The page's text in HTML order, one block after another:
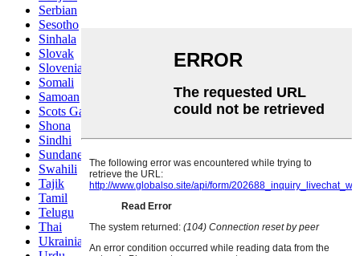
Serbian
Sesotho
Sinhala
Slovak
Slovenian
Somali
Samoan
Scots Gaelic
Shona
Sindhi
Sundanese
Swahili
Tajik
Tamil
Telugu
Thai
Ukrainian